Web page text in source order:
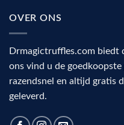
OVER ONS
Drmagictruffles.com biedt
ons vind u de
razendsnel en altijd gratis
geleverd.